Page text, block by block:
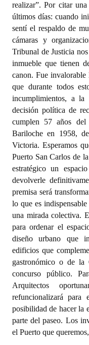
realizar”. Por citar
últimos días: cuando
sentí el respaldo de
cámaras y
Tribunal de Justicia
inmueble que tienen
canon. Fue invalorable
que durante todos
incumplimientos, a
decisión política de
cumplen 57 años
Bariloche en 1958,
Victoria. Esperamos
Puerto San Carlos de
estratégico un
devolverle
premisa será
lo que es
una mirada colectiva.
para ordenar el
diseño urbano que
edificios que
gastronómico o de la
concurso público.
Arquitectos
refuncionalizará
posibilidad de hacer la
parte del paseo. Los
el Puerto que